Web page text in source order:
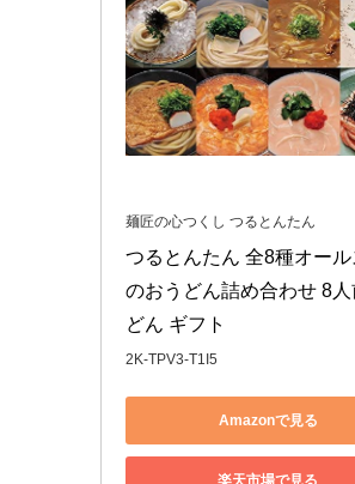
麺匠の心つくし つるとんたん
つるとんたん 全8種オール
のおうどん詰め合わせ 8人
どん ギフト
2K-TPV3-T1I5
Amazonで見る
楽天市場で見る